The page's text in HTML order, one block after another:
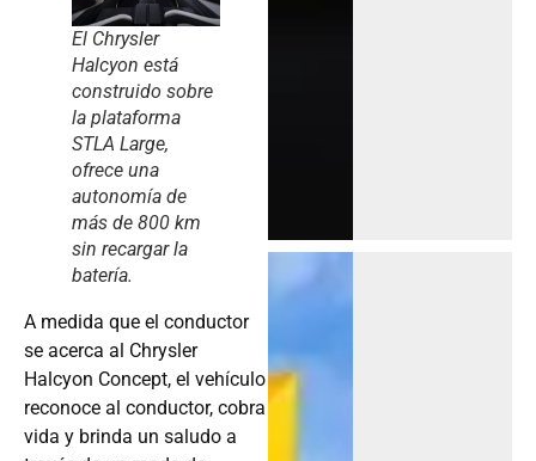
El Chrysler
Halcyon está
construido sobre
la plataforma
STLA Large,
ofrece una
autonomía de
más de 800 km
sin recargar la
batería.
A medida que el conductor
se acerca al Chrysler
Halcyon Concept, el vehículo
reconoce al conductor, cobra
vida y brinda un saludo a